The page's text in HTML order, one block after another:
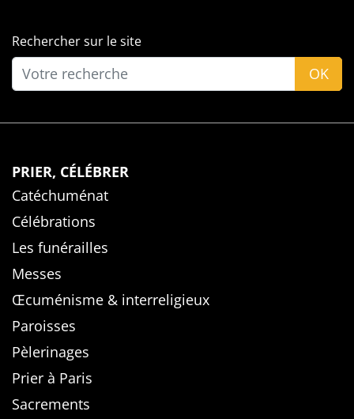
Rechercher sur le site
OK
PRIER, CÉLÉBRER
Catéchuménat
Célébrations
Les funérailles
Messes
Œcuménisme & interreligieux
Paroisses
Pèlerinages
Prier à Paris
Sacrements